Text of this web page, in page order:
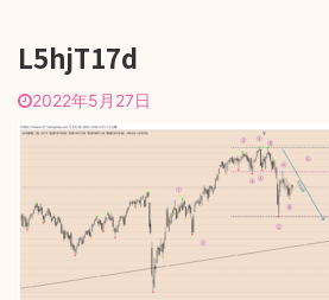
L5hjT17d
2022年5月27日